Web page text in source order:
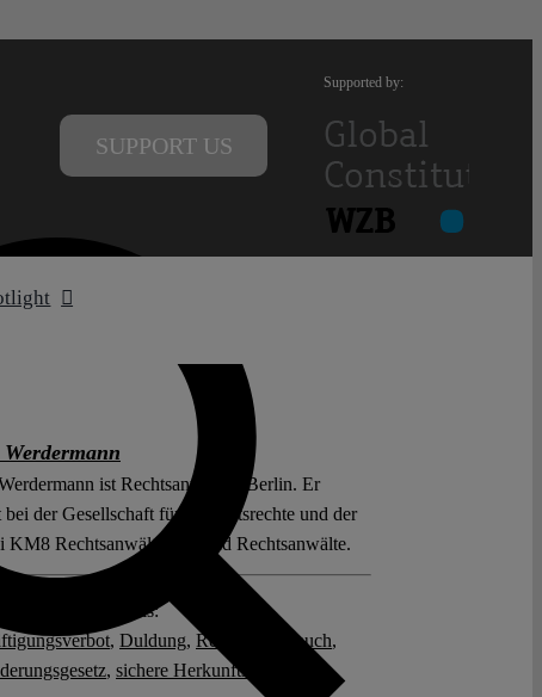
SUPPORT US
Supported by:
ist Rechtsanwalt in Berlin. Er
bei der Gesellschaft für Freiheitsrechte und der
KM8 Rechtsanwältinnen und Rechtsanwälte.
posts related to this:
, Duldung, Rechtsmissbrauch,
, sichere Herkunftsstaaten